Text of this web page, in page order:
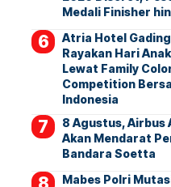
Medali Finisher
Atria Hotel
Rayakan Hari
Lewat Family
Competition
Indonesia
8 Agustus, Airbus
Akan Mendarat
Bandara Soetta
Mabes Polri